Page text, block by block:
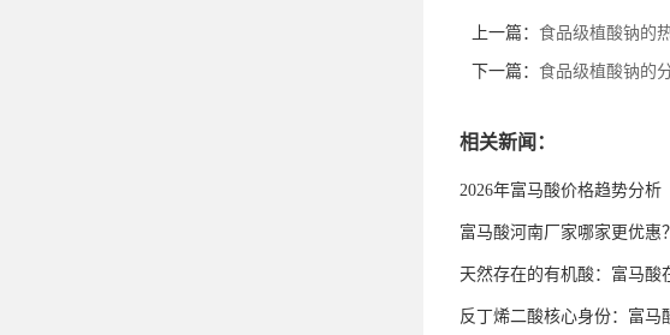
上一篇： 食品级植酸钠的
下一篇： 食品级植酸钠的
相关新闻：
2026年富马酸价格趋势分析
富马酸河南厂家哪家更优惠？
天然存在的有机酸：富马酸
反丁烯二酸核心身份：富马